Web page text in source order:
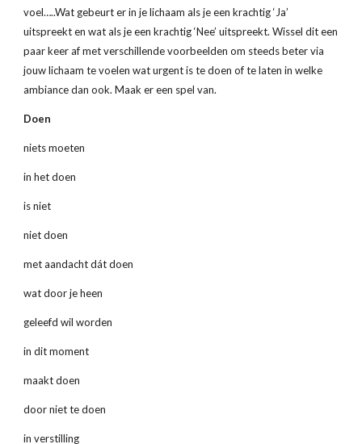
voel…..Wat gebeurt er in je lichaam als je een krachtig ‘Ja’
uitspreekt en wat als je een krachtig ‘Nee’ uitspreekt. Wissel dit een
paar keer af met verschillende voorbeelden om steeds beter via
jouw lichaam te voelen wat urgent is te doen of te laten in welke
ambiance dan ook. Maak er een spel van.
Doen
niets moeten
in het doen
is niet
niet doen
met aandacht dát doen
wat door je heen
geleefd wil worden
in dit moment
maakt doen
door niet te doen
in verstilling